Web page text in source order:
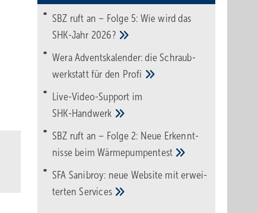
SBZ ruft an – Folge 5: Wie wird das
SHK-Jahr 2026?
Wera Adventskalender: die Schraub­
werk­statt für den Pro­fi
Live-Video-Support im
SHK-Handwerk
SBZ ruft an – Folge 2: Neue Erkennt­
nisse beimWärme­pumpen­test
SFA Sanibroy: neue Web­site mit erwei­
tertenServices